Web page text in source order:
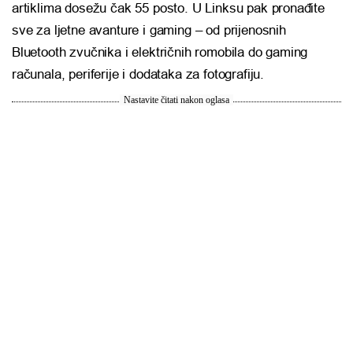
artiklima dosežu čak 55 posto. U Linksu pak pronađite
sve za ljetne avanture i gaming – od prijenosnih
Bluetooth zvučnika i električnih romobila do gaming
računala, periferije i dodataka za fotografiju.
Nastavite čitati nakon oglasa